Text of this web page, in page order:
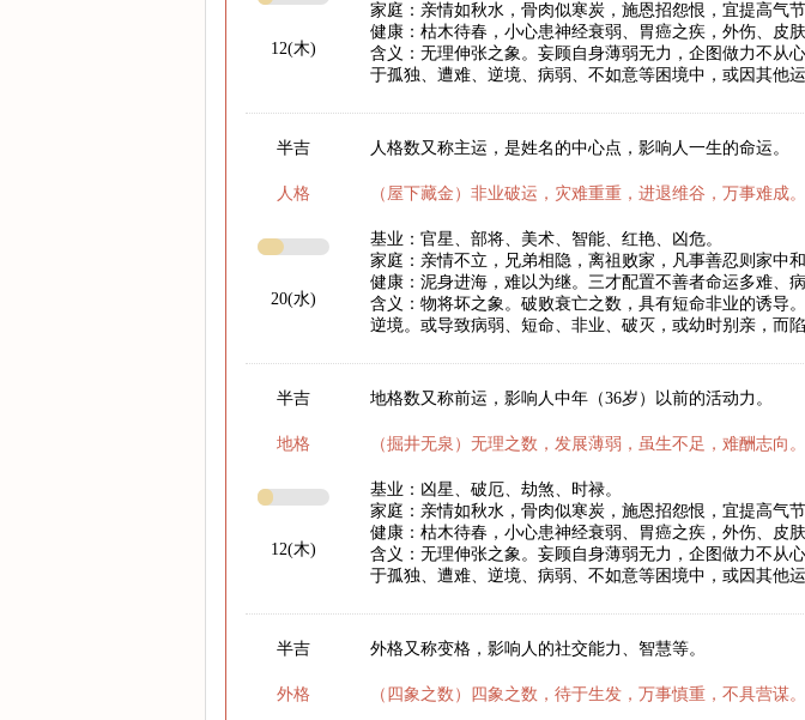
12(木)
家庭：亲情如秋水，骨肉似寒炭，施恩招怨恨，宜提高气节
健康：枯木待春，小心患神经衰弱、胃癌之疾，外伤、皮肤
含义：无理伸张之象。妄顾自身薄弱无力，企图做力不从
于孤独、遭难、逆境、病弱、不如意等困境中，或因其他
半吉
人格
20(水)
人格数又称主运，是姓名的中心点，影响人一生的命运。
（屋下藏金）非业破运，灾难重重，进退维谷，万事难成。
基业：官星、部将、美术、智能、红艳、凶危。
家庭：亲情不立，兄弟相隐，离祖败家，凡事善忍则家中和
健康：泥身进海，难以为继。三才配置不善者命运多难、
含义：物将坏之象。破败衰亡之数，具有短命非业的诱导
逆境。或导致病弱、短命、非业、破灭，或幼时别亲，而
半吉
地格
12(木)
地格数又称前运，影响人中年（36岁）以前的活动力。
（掘井无泉）无理之数，发展薄弱，虽生不足，难酬志向。
基业：凶星、破厄、劫煞、时禄。
家庭：亲情如秋水，骨肉似寒炭，施恩招怨恨，宜提高气节
健康：枯木待春，小心患神经衰弱、胃癌之疾，外伤、皮肤
含义：无理伸张之象。妄顾自身薄弱无力，企图做力不从
于孤独、遭难、逆境、病弱、不如意等困境中，或因其他
半吉
外格
外格又称变格，影响人的社交能力、智慧等。
（四象之数）四象之数，待于生发，万事慎重，不具营谋。